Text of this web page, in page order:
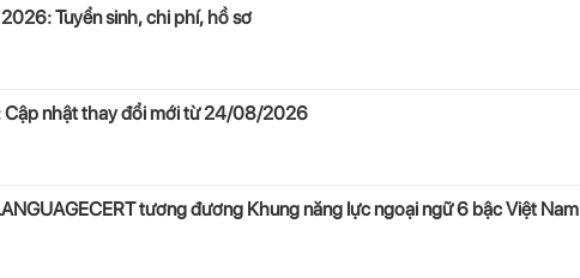
Tuyển sinh, chi phí, hồ sơ
Cập nhật thay đổi mới từ 24/08/2026
tương đương Khung năng lực ngoại ngữ 6 bậc Việt Nam